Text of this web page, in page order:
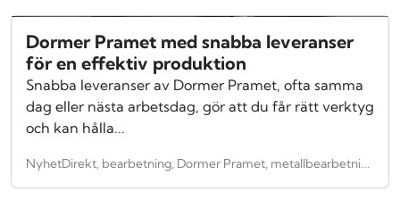
Dormer Pramet med snabba leveranser
för en effektiv produktion
Snabba leveranser av Dormer Pramet, ofta samma
dag eller nästa arbetsdag, gör att du får rätt verktyg
och kan hålla...